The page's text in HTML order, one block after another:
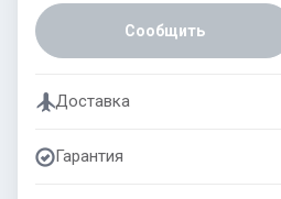
Сообщить
Доставка
Гарантия